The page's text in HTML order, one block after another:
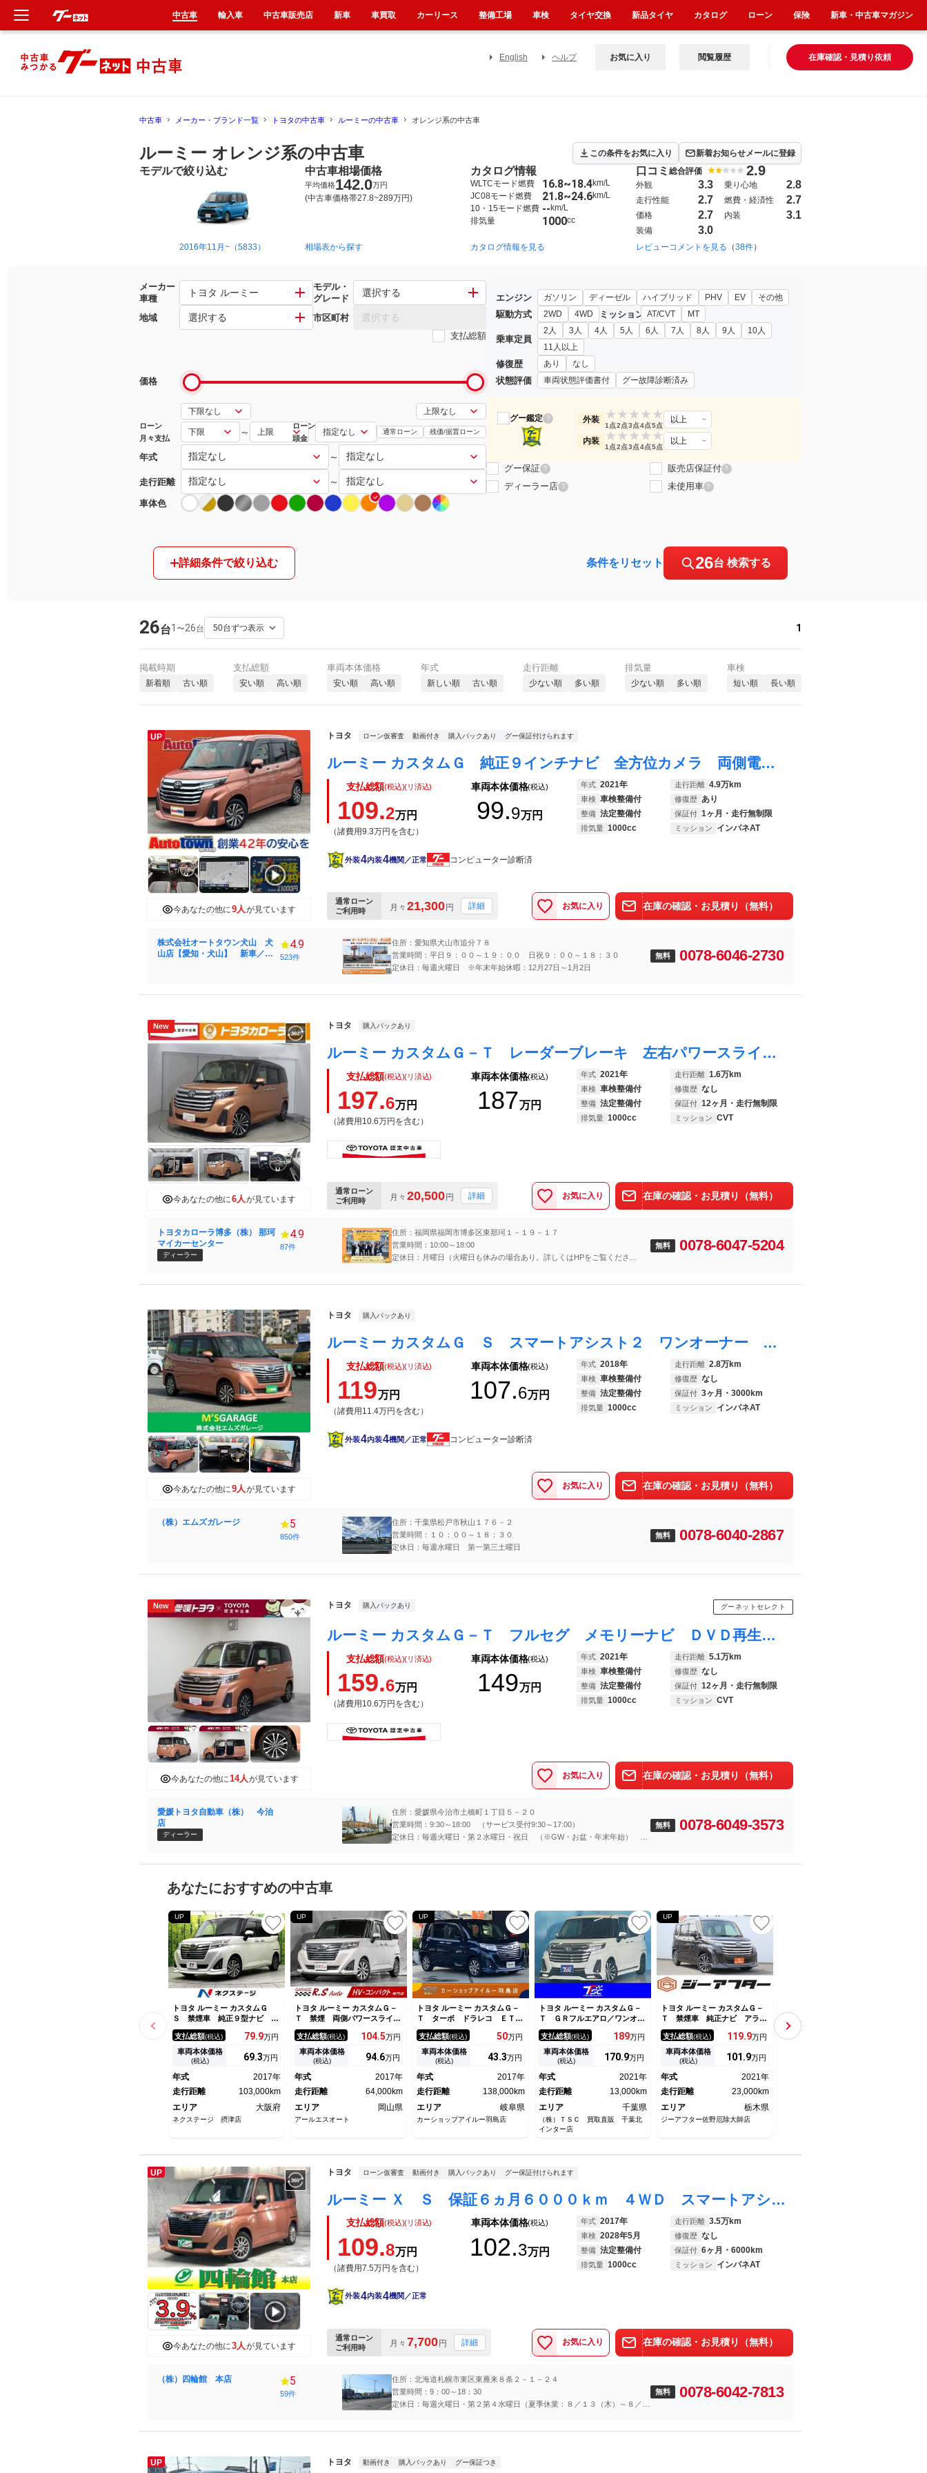
English ヘルプ 在庫確認・見積り依頼
お気に入り 閲覧履歴
中古車 メーカー・ブランド一覧 トヨタの中古車 ルーミーの中古車 オレンジ系の中古車
ルーミー オレンジ系の中古車 この条件をお気に入り 新着お知らせメールに登録
モデルで絞り込む
2016年11月~（5833）
中古車相場価格
平均価格142.0万円
(中古車価格帯27.8~289万円)
相場表から探す
カタログ情報
WLTCモード燃費 16.8~18.4km/L
JC08モード燃費
21.8~24.6km/L
10・15モード燃費 -- km/L
排気量
1000cc
カタログ情報を見る
口コミ 総合評価 2.9
外観 3.3 乗り心地 2.8
走行性能 2.7 燃費・経済性 2.7
価格 2.7 内装 3.1
装備 3.0
レビューコメントを見る （38件）
メーカー
車種
トヨタ ルーミー
モデル・
グレード
選択する
地域 選択する 市区町村 選択する
支払総額
価格
ローン
月々支払
～
ローン
頭金
通常ローン 残価/据置ローン
年式 ～
走行距離 ～
車体色
エンジン ガソリン ディーゼル ハイブリッド PHV EV その他
駆動方式 2WD 4WD ミッション AT/CVT MT
乗車定員
2人 3人 4人 5人 6人 7人 8人 9人
10人
11人以上
修復歴 あり なし
状態評価 車両状態評価書付 グー故障診断済み
グー鑑定 ? 外装 ★
1点
★
2点
★
3点
★
4点
★
5点
以上
内装 ★
1点
★
2点
★
3点
★
4点
★
5点
以上
グー保証 ? 販売店保証付 ?
ディーラー店 ? 未使用車 ?
詳細条件で絞り込む 条件をリセット 26台 検索する
26台1 〜26台 1
掲載時期
新着順 古い順
支払総額
安い順 高い順
車両本体価格
安い順 高い順
年式
新しい順 古い順
走行距離
少ない順 多い順
排気量
少ない順 多い順
車検
短い順 長い順
UP
今あなたの他に9人が見ています
トヨタ ローン仮審査 動画付き 購入パックあり グー保証付けられます
ルーミー カスタムＧ 純正９インチナビ 全方位カメラ 両側電動スライドドア 衝突軽減ブレーキ Ｂｌｕｅｔｏｏｔｈオーディオ クリアランスソナー 追従レーダークルーズコントロール シートヒーター ＬＥＤヘッドランプ
支払総額(税込)(リ済込)
109.2万円
（諸費用9.3万円を含む）
車両本体価格(税込)
99.9万円
年式 2021年 走行距離 4.9万km
車検 車検整備付 修復歴 あり
整備 法定整備付 保証付 1ヶ月・走行無制限
排気量 1000cc ミッション インパネAT
外装4内装4機関／正常 コンピューター診断済
通常ローン
ご利用時
月々 21,300円 詳細 お気に入り 在庫の確認・お見積り（無料）
株式会社オートタウン犬山 犬
山店【愛知・犬山】 新車／中
4.9
523件
住所：愛知県犬山市追分７８
営業時間：平日９：００～１９：００ 日祝９：００～１８：３０
定休日：毎週火曜日 ※年末年始休暇：12月27日～1月2日
無料 0078-6046-2730
New
今あなたの他に6人が見ています
トヨタ 購入パックあり
ルーミー カスタムＧ－Ｔ レーダーブレーキ 左右パワースライドドア アイドルストップ バックモニター オートクルーズ 地デジＴＶ ＥＴＣ車載器 ナビＴＶ 横滑防止装置 アルミ付 点検記録簿 ＡＵＸ ＤＶＤ再生可 ＡＢＳ
支払総額(税込)(リ済込)
197.6万円
（諸費用10.6万円を含む）
車両本体価格(税込)
187万円
年式 2021年 走行距離 1.6万km
車検 車検整備付 修復歴 なし
整備 法定整備付 保証付 12ヶ月・走行無制限
排気量 1000cc ミッション CVT
通常ローン
ご利用時
月々 20,500円 詳細 お気に入り 在庫の確認・お見積り（無料）
トヨタカローラ博多（株） 那珂
マイカーセンター
ディーラー
4.9
87件
住所：福岡県福岡市博多区東那珂１－１９－１７
営業時間：10:00～18:00
定休日：月曜日（火曜日も休みの場合あり。詳しくはHPをご覧くださ
無料 0078-6047-5204
今あなたの他に9人が見ています
トヨタ 購入パックあり
ルーミー カスタムＧ Ｓ スマートアシスト２ ワンオーナー 禁煙車 ディーラー記録簿 純正９インチナビフルセグＴＶバックカメラ ブルートゥース ＥＴＣ 両側電動スライドドア 前席シートヒーター ＬＥＤヘッドライト＆フォグライト
支払総額(税込)(リ済込)
119万円
（諸費用11.4万円を含む）
車両本体価格(税込)
107.6万円
年式 2018年 走行距離 2.8万km
車検 車検整備付 修復歴 なし
整備 法定整備付 保証付 3ヶ月・3000km
排気量 1000cc ミッション インパネAT
外装4内装4機関／正常 コンピューター診断済
お気に入り 在庫の確認・お見積り（無料）
（株）エムズガレージ 5
850件
住所：千葉県松戸市秋山１７６－２
営業時間：１０：００～１８：３０
定休日：毎週水曜日 第一第三土曜日
無料 0078-6040-2867
New
今あなたの他に14人が見ています
トヨタ 購入パックあり グーネットセレクト
ルーミー カスタムＧ－Ｔ フルセグ メモリーナビ ＤＶＤ再生 バックカメラ 衝突被害軽減システム ＥＴＣ ドラレコ 両側電動スライド ＬＥＤヘッドランプ ウオークスルー 記録簿 アイドリングストップ
支払総額(税込)(リ済込)
159.6万円
（諸費用10.6万円を含む）
車両本体価格(税込)
149万円
年式 2021年 走行距離 5.1万km
車検 車検整備付 修復歴 なし
整備 法定整備付 保証付 12ヶ月・走行無制限
排気量 1000cc ミッション CVT
お気に入り 在庫の確認・お見積り（無料）
愛媛トヨタ自動車（株） 今治
店
ディーラー
住所：愛媛県今治市土橋町１丁目５－２０
営業時間：9:30～18:00 （サービス受付9:30～17:00）
定休日：毎週火曜日・第２水曜日・祝日 （※GW・お盆・年末年始） 愛
無料 0078-6049-3573
あなたにおすすめの中古車
UP
トヨタ ルーミー カスタムＧ
Ｓ 禁煙車 純正９型ナビ バ
ックカメラ 両側パワースライ
ドドア ドライブレコーダー
ＬＥＤヘッドライト ＥＴＣ
クルーズコントロール オート
セグＴＶ Ｂｌｕｅｔｏｏｔｈ
再生
支払総額(税込) 79.9万円
車両本体価格
(税込) 69.3万円
年式
2017年
走行距離
103,000km
エリア
大阪府
ネクステージ 摂津店
UP
トヨタ ルーミー カスタムＧ－
Ｔ 禁煙 両側パワースライド
ドア スマートキー ９インチ
ナビＴＶ バックカメラ ＥＴ
Ｃ ターボ付 アイドリングス
トップ オートライト シート
Ｂｌｕｅｔｏｏｔｈ接続 ＬＥ
Ｄヘッド
支払総額(税込) 104.5万円
車両本体価格
(税込) 94.6万円
年式
2017年
走行距離
64,000km
エリア
岡山県
アールエスオート
UP
トヨタ ルーミー カスタムＧ－
Ｔ ターボ ドラレコ ＥＴ
Ｃ バックカメラ ＴＶ Ｂｌ
ｕｅｔｏｏｔｈ 両側電動スラ
イドドア クリアランスソナ
ー オートクルーズコントロー
５ＡＷ オートライト ＬＥＤ
ヘッドランプ
支払総額(税込) 50万円
車両本体価格
(税込) 43.3万円
年式
2017年
走行距離
138,000km
エリア
岐阜県
カーショップアイルー羽島店
トヨタ ルーミー カスタムＧ－
Ｔ ＧＲフルエアロ／ワンオー
ナー／禁煙車／アラウンドビュ
ーモニター／前後型ドライブレ
コーダー／両側電動スライドド
ア／アダプティブクルーズコン
ビ／フルセグ／ＥＴＣ／
支払総額(税込) 189万円
車両本体価格
(税込) 170.9万円
年式
2021年
走行距離
13,000km
エリア
千葉県
（株）ＴＳＣ 買取直販 千葉北
インター店
UP
トヨタ ルーミー カスタムＧ－
Ｔ 禁煙車 純正ナビ アラウ
ンドビューカメラ フルセグ
衝突軽減ブレーキ 両側電動ス
ライドドア アダプティブクル
ーズコントロール ビルドイン
プ Ｂｌｕｅｔｏｏｔｈ接続
ＬＥＤ
支払総額(税込) 119.9万円
車両本体価格
(税込) 101.9万円
年式
2021年
走行距離
23,000km
エリア
栃木県
ジーアフター佐野厄除大師店
Ｔ ターボ 禁煙車 モデリス
タエアロ ＨＤＭＩ 純正９型
ナビ バックカメラ ＥＴＣ
支払総額
UP
今あなたの他に3人 が見ています
トヨタ ローン仮審査 動画付き 購入パックあり グー保証付けられます
ルーミー Ｘ Ｓ 保証６ヵ月６０００ｋｍ ４ＷＤ スマートアシスト２ ＢＴ接続対応ワンセグナビ バックカメラ ＥＴＣ ＬＥＤヘッドライト 電動スライドドア オートリトラミラー ワイパーデアイサー 寒冷地仕様車
支払総額(税込)(リ済込)
109.8万円
（諸費用7.5万円を含む）
車両本体価格(税込)
102.3万円
年式 2017年 走行距離 3.5万km
車検 2028年5月 修復歴 なし
整備 法定整備付 保証付 6ヶ月・6000km
排気量 1000cc ミッション インパネAT
外装4内装4機関／正常
通常ローン
ご利用時
月々 7,700 円 詳細 お気に入り 在庫の確認・お見積り（無料）
（株）四輪館 本店 5
59件
住所：北海道札幌市東区東雁来８条２－１－２４
営業時間：9：00～18：30
定休日：毎週火曜日・第２第４水曜日（夏季休業：８／１３（木）～８／１
無料 0078-6042-7813
UP トヨタ 動画付き 購入パックあり グー保証つき
中古車 輸入車 中古車販売店 新車 車買取 カーリース 整備工場 車検 タイヤ交換 新品タイヤ カタログ ローン 保険 新車・中古車マガジン
新車